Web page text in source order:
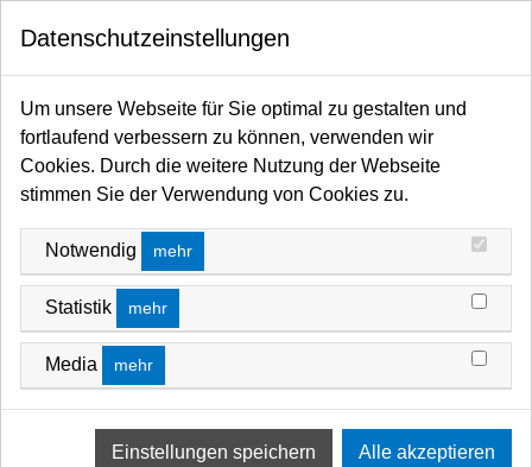
Startseite MANFROTTO SHOP Stativtaschen
Datenschutzeinstellungen
Um unsere Webseite für Sie optimal zu gestalten und
fortlaufend verbessern zu können, verwenden wir
Cookies. Durch die weitere Nutzung der Webseite
stimmen Sie der Verwendung von Cookies zu.
Notwendig mehr
Statistik mehr
Media mehr